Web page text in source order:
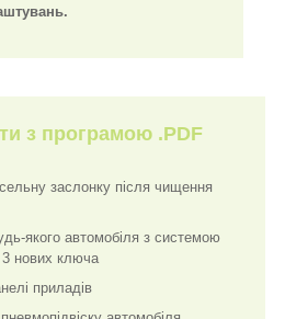
з програмою .PDF
заслонку після чищення
якого автомобіля з системою
3 нових ключа
приладів